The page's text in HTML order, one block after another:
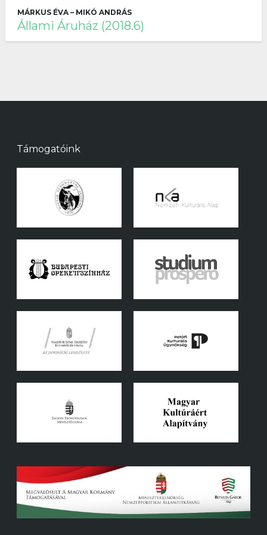
MÁRKUS ÉVA – MIKÓ ANDRÁS
Állami Áruház (2018.6)
Támogatóink